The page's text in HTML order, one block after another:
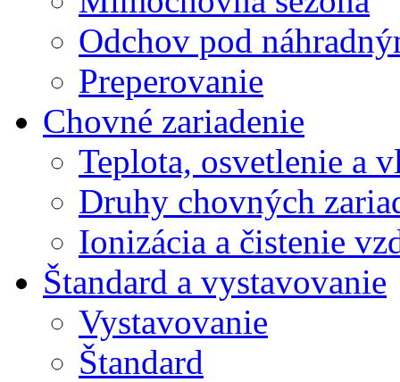
Odchov pod
Preperovanie
Chovné zariadenie
Teplota, osvetlenie a
Druhy chovných
Ionizácia a čistenie
Štandard a vystavovanie
Vystavovanie
Štandard